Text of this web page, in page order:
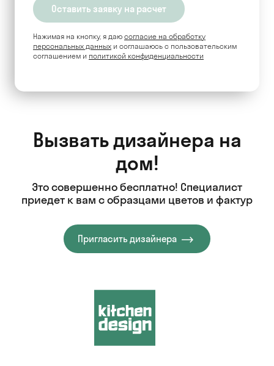
Нажимая на кнопку, я даю согласие на обработку
персональных данных и соглашаюсь c пользовательским
соглашением и политикой конфиденциальности
Вызвать дизайнера на
дом!
Это совершенно бесплатно! Специалист
приедет к вам с образцами цветов и фактур
Пригласить дизайнера